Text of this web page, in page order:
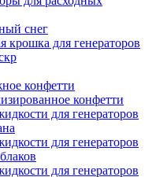
снег
крошка для генераторов
конфетти
конфетти
для генераторов
для генераторов
для генераторов